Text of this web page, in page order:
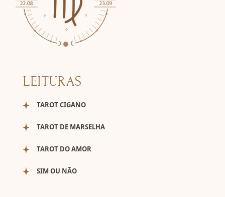
LEITURAS
TAROT CIGANO
TAROT DE MARSELHA
TAROT DO AMOR
SIM OU NÃO